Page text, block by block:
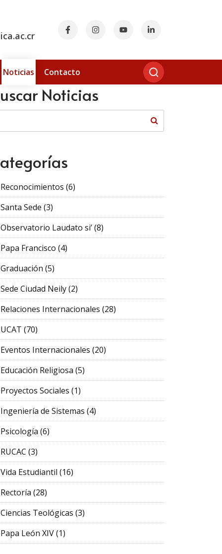
Noticias Contacto
Noticias
Reconocimientos (6)
Santa Sede (3)
Observatorio Laudato si’(8)
Papa Francisco (4)
Graduación (5)
Sede Ciudad Neily(2)
Relaciones Internacionales (28)
UCAT (70)
Eventos Internacionales (20)
Educación Religiosa (5)
Proyectos Sociales (1)
Ingeniería de Sistemas (4)
Psicología (6)
RUCAC (3)
Vida Estudiantil (16)
Rectoría (28)
Ciencias Teológicas (3)
Papa León XIV(1)